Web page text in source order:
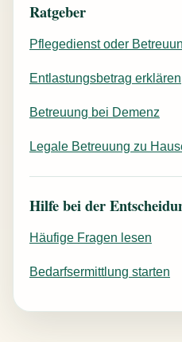
Ratgeber
Pflegedienst oder
Entlastungsbetrag erklären
Betreuung bei Demenz
Legale Betreuung zu
Hilfe bei der
Häufige Fragen lesen
Bedarfsermittlung starten